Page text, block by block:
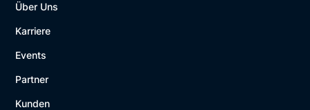
Über Uns
Karriere
Events
Partner
Kunden